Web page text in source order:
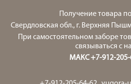
Тип генератора
Класс изоляции
H
Класс защиты
IP
920
Получение товара
Свердловская обл., г. Верхняя
При самостоятельном заборе
связываться с
МАКС +7-912-205-